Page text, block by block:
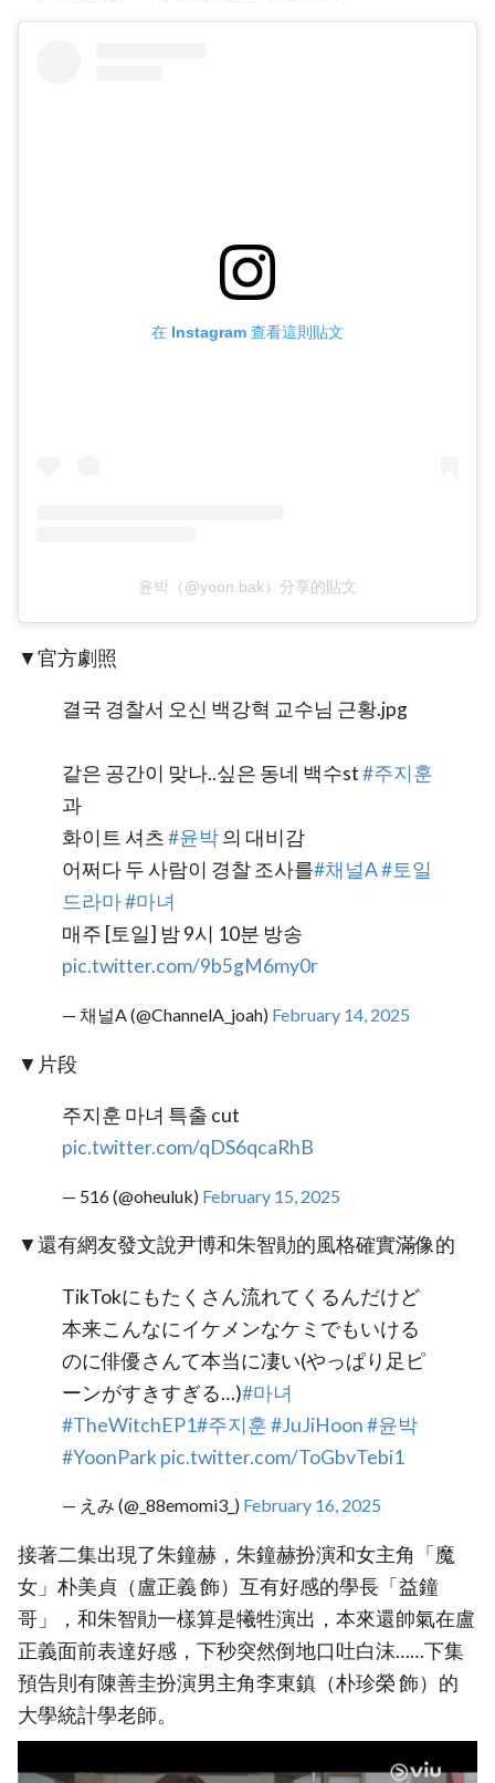
在 Instagram 查看這則貼文
윤박（@yoon.bak）分享的貼文
▼官方劇照
결국 경찰서 오신 백강혁 교수님 근황.jpg
같은 공간이 맞나..싶은 동네 백수st#주지훈
과
화이트 셔츠#윤박의 대비감
어쩌다 두 사람이 경찰 조사를#채널A#토일
드라마#마녀
매주 [토일] 밤 9시 10분 방송
pic.twitter.com/9b5gM6my0r
— 채널A (@ChannelA_joah) February 14, 2025
▼片段
주지훈 마녀 특출 cut
pic.twitter.com/qDS6qcaRhB
— 516 (@oheuluk) February 15, 2025
▼還有網友發文說尹博和朱智勛的風格確實滿像的
TikTokにもたくさん流れてくるんだけど
本来こんなにイケメンなケミでもいける
のに俳優さんて本当に凄い(やっぱり足ピ
ーンがすきすぎる…)#마녀
#TheWitchEP1#주지훈#JuJiHoon#윤박
#YoonPark pic.twitter.com/ToGbvTebi1
— えみ (@_88emomi3_) February 16, 2025
接著二集出現了朱鐘赫，朱鐘赫扮演和女主角「魔
女」朴美貞（盧正義 飾）互有好感的學長「益鐘
哥」，和朱智勛一樣算是犧牲演出，本來還帥氣在盧
正義面前表達好感，下秒突然倒地口吐白沫……下集
預告則有陳善圭扮演男主角李東鎮（朴珍榮 飾）的
大學統計學老師。